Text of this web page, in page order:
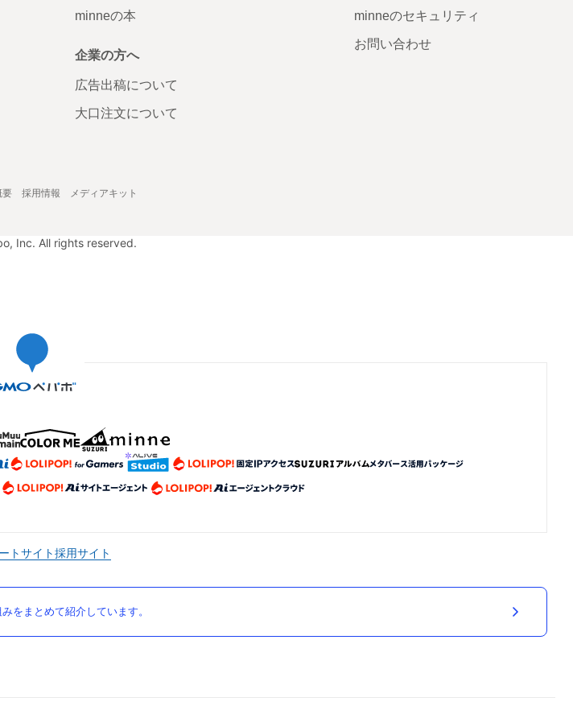
minneの本
企業の方へ
広告出稿について
大口注文について
minneのセキュリティ
お問い合わせ
要 採用情報 メディアキット
Inc. All rights reserved.
トサイト採用サイト
をまとめて紹介しています。